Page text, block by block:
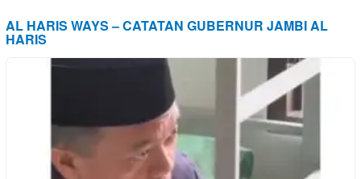
AL HARIS WAYS – CATATAN GUBERNUR JAMBI AL
HARIS